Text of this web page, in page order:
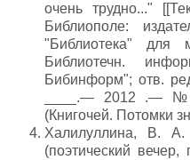
очень трудно..."
Библиополе:
"Библиотека" для
Библиотечн.
Бибинформ"; отв.
____.— 2012 .—
(Книгочей. Потомки
Халилуллина, В.
(поэтический